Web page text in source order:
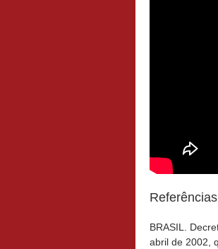
Referências
BRASIL.
abril de 2002,